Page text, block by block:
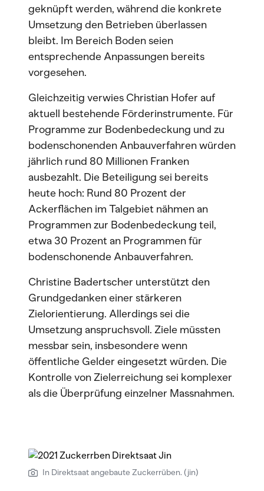
geknüpft werden, während die konkrete
Umsetzung den Betrieben überlassen
bleibt. Im Bereich Boden seien
entsprechende Anpassungen bereits
vorgesehen.
Gleichzeitig verwies Christian Hofer auf
aktuell bestehende Förderinstrumente. Für
Programme zur Bodenbedeckung und zu
bodenschonenden Anbauverfahren würden
jährlich rund 80 Millionen Franken
ausbezahlt. Die Beteiligung sei bereits
heute hoch: Rund 80 Prozent der
Ackerflächen im Talgebiet nähmen an
Programmen zur Bodenbedeckung teil,
etwa 30 Prozent an Programmen für
bodenschonende Anbauverfahren.
Christine Badertscher unterstützt den
Grundgedanken einer stärkeren
Zielorientierung. Allerdings sei die
Umsetzung anspruchsvoll. Ziele müssten
messbar sein, insbesondere wenn
öffentliche Gelder eingesetzt würden. Die
Kontrolle von Zielerreichung sei komplexer
als die Überprüfung einzelner Massnahmen.
In Direktsaat angebaute Zuckerrüben. (jin)